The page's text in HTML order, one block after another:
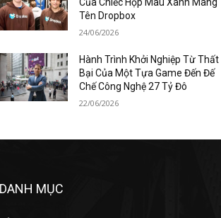
Tên Dropbox
24/06/2026
Hành Trình Khởi Nghiệp Từ Thất
Bại Của Một Tựa Game Đến Đế
Chế Công Nghệ 27 Tỷ Đô
22/06/2026
DANH MỤC